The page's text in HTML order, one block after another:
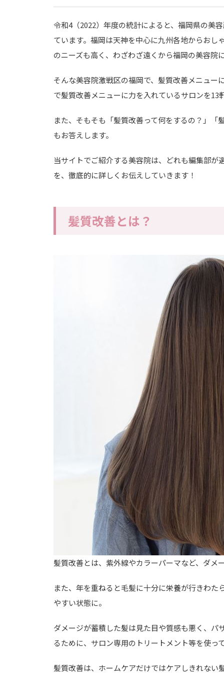
令和4（2022）年度の統計によると、福岡県の美
ています。福岡は天神を中心に九州各地からおし
のニーズも高く、わざわざ遠くから福岡の美容院
そんな美容院激戦区の福岡で、髪質改善メニュ
で髪質改善メニューに力を入れているサロンを13
また、そもそも「髪質改善って何をするの？」
もお答えします。
当サイトでご紹介する美容院は、どれも編集部
を、徹底的に詳しくお伝えしていきます！
髪質改善とは？
髪質改善とは、紫外線やカラーパーマなど、ダメ
また、年を重ねると毛髪に十分に栄養が行きわ
やすい状態に。
ダメージが蓄積した髪は見た目や質感も悪く、
るために、サロン専用のトリートメント等を使っ
髪質改善は、ホームケアだけではケアしきれな